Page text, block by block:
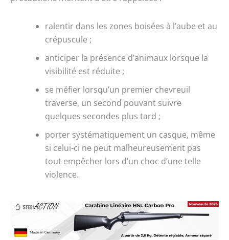
ralentir dans les zones boisées à l’aube et au
crépuscule ;
anticiper la présence d’animaux lorsque la
visibilité est réduite ;
se méfier lorsqu’un premier chevreuil
traverse, un second pouvant suivre
quelques secondes plus tard ;
porter systématiquement un casque, même
si celui-ci ne peut malheureusement pas
tout empêcher lors d’un choc d’une telle
violence.